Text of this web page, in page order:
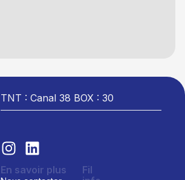
TNT : Canal 38 BOX : 30
En savoir plus
Fil